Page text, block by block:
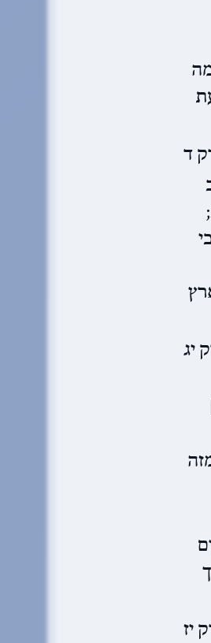
ד
יג
יז